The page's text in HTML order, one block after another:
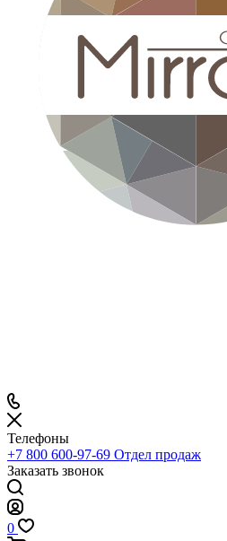
Телефоны
+7 800 600-97-69 Отдел продаж
Заказать звонок
0